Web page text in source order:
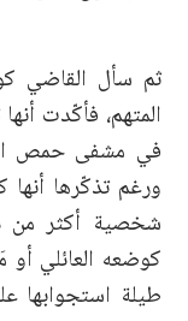
المتهم، فأكّدت
في مشفى حمص
ورغم تذكّرها أنها
شخصية أكثر من
كوضعه العائلي
طيلة استجوابها